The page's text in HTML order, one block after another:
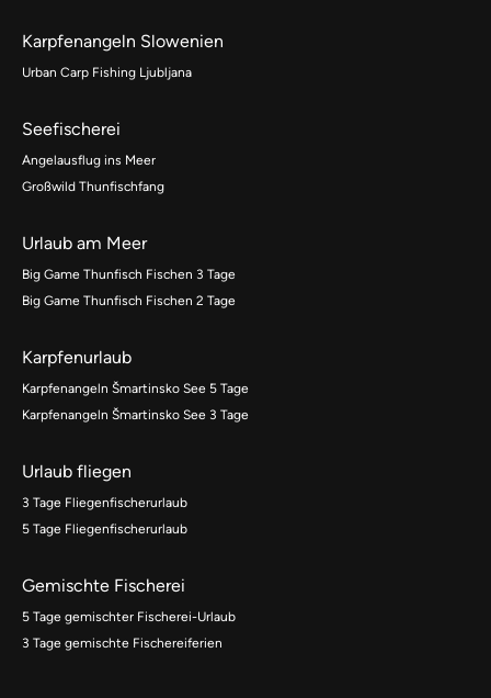
Karpfenangeln Slowenien
Urban Carp Fishing Ljubljana
Seefischerei
Angelausflug ins Meer
Großwild Thunfischfang
Urlaub am Meer
Big Game Thunfisch Fischen 3 Tage
Big Game Thunfisch Fischen 2 Tage
Karpfenurlaub
Karpfenangeln Šmartinsko See 5 Tage
Karpfenangeln Šmartinsko See 3 Tage
Urlaub fliegen
3 Tage Fliegenfischerurlaub
5 Tage Fliegenfischerurlaub
Gemischte Fischerei
5 Tage gemischter Fischerei-Urlaub
3 Tage gemischte Fischereiferien